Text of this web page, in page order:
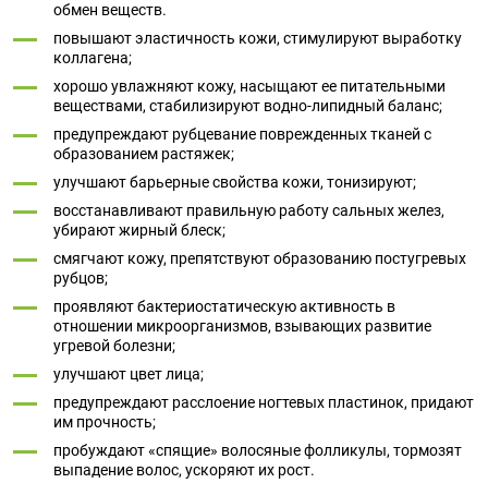
обмен веществ.
повышают эластичность кожи, стимулируют выработку
коллагена;
хорошо увлажняют кожу, насыщают ее питательными
веществами, стабилизируют водно-липидный баланс;
предупреждают рубцевание поврежденных тканей с
образованием растяжек;
улучшают барьерные свойства кожи, тонизируют;
восстанавливают правильную работу сальных желез,
убирают жирный блеск;
смягчают кожу, препятствуют образованию постугревых
рубцов;
проявляют бактериостатическую активность в
отношении микроорганизмов, взывающих развитие
угревой болезни;
улучшают цвет лица;
предупреждают расслоение ногтевых пластинок, придают
им прочность;
пробуждают «спящие» волосяные фолликулы, тормозят
выпадение волос, ускоряют их рост.